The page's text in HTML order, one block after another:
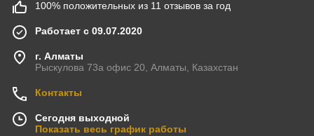
100% положительных из 11 отзывов за год
Работает с 09.07.2020
г. Алматы
Рыскулова 73а офис 20, Алматы, Казахстан
Контакты
Сегодня выходной
Показать весь график работы